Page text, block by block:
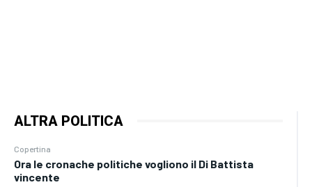
ALTRA POLITICA
Copertina
Ora le cronache politiche vogliono il Di Battista
vincente